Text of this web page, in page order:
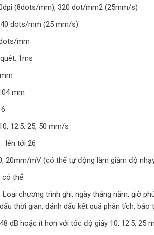
(8dots/mm), 320 dot/mm2 (25mm/s)
40 dots/mm (25 mm/s)
mm
1ms
mm
12.5, 25, 50 mm/s
lên tới 26
20mm/mV (có thể tự động làm giảm độ
có thể
Loại chương trình ghi, ngày tháng năm, giờ
thời gian, đánh dấu kết quả phân tích,
dB hoặc ít hơn với tốc độ giấy 10, 12.5, 25